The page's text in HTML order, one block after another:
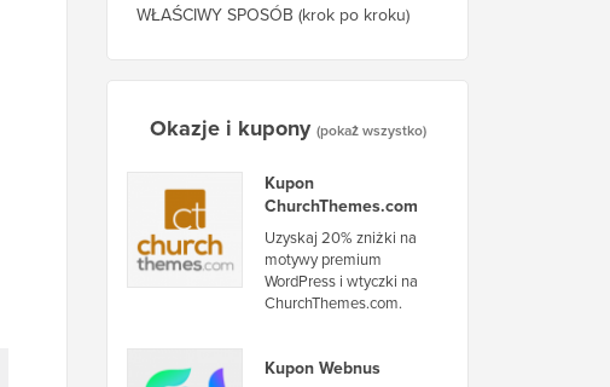
WŁAŚCIWY SPOSÓB (krok po kroku)
Okazje i kupony (pokaż wszystko)
Kupon
ChurchThemes.com
Uzyskaj 20% zniżki na
motywy premium
WordPress i wtyczki na
ChurchThemes.com.
Kupon Webnus